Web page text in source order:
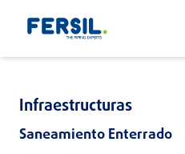
Infraestructuras
Saneamiento Enterrado